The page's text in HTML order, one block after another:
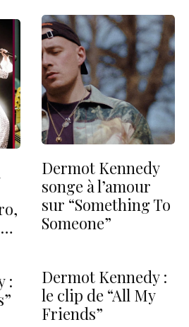
…
:
Dermot Kennedy
songe à l’amour
sur “Something To
Someone”
Dermot Kennedy :
le clip de “All My
Friends”